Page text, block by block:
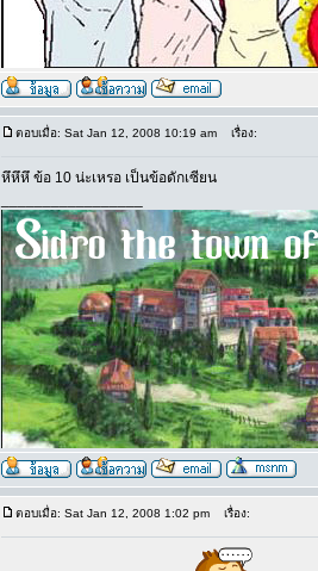
ตอบเมื่อ: Sat Jan 12, 2008 10:19 am เรื่อง:
หึหึหึ ข้อ 10 น่ะเหรอ เป็นข้อดักเซียน
ตอบเมื่อ: Sat Jan 12, 2008 1:02 pm เรื่อง: